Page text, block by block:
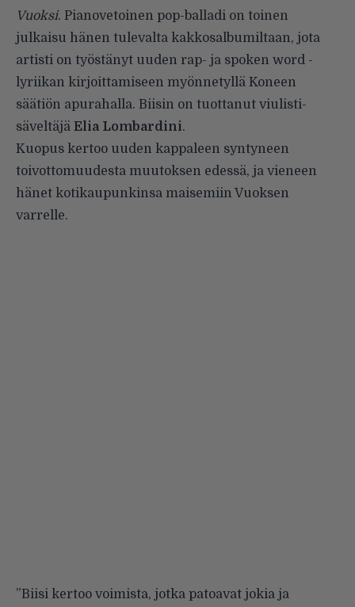
Vuoksi. Pianovetoinen pop-balladi on toinen
julkaisu hänen tulevalta kakkosalbumiltaan, jota
artisti on työstänyt uuden rap- ja spoken word -
lyriikan kirjoittamiseen myönnetyllä Koneen
säätiön apurahalla. Biisin on tuottanut viulisti-
säveltäjä Elia Lombardini.
Kuopus kertoo uuden kappaleen syntyneen
toivottomuudesta muutoksen edessä, ja vieneen
hänet kotikaupunkinsa maisemiin Vuoksen
varrelle.
”Biisi kertoo voimista, jotka patoavat jokia ja